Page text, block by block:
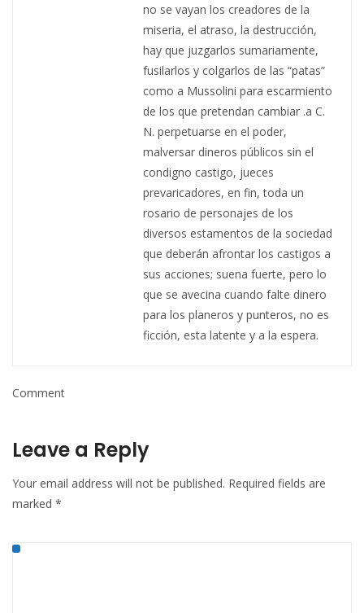
no se vayan los creadores de la
miseria, el atraso, la destrucción,
hay que juzgarlos sumariamente,
fusilarlos y colgarlos de las “patas”
como a Mussolini para escarmiento
de los que pretendan cambiar .a C.
N. perpetuarse en el poder,
malversar dineros públicos sin el
condigno castigo, jueces
prevaricadores, en fin, toda un
rosario de personajes de los
diversos estamentos de la sociedad
que deberán afrontar los castigos a
sus acciones; suena fuerte, pero lo
que se avecina cuando falte dinero
para los planeros y punteros, no es
ficción, esta latente y a la espera.
Comment
Leave a Reply
Your email address will not be published. Required fields are
marked *